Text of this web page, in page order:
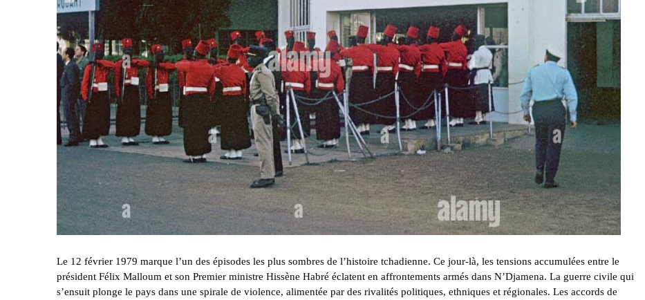
Le 12 février 1979 marque l’un des épisodes les plus sombres de l’histoire tchadienne. Ce jour-là, les tensions accumulées entre le
président Félix Malloum et son Premier ministre Hissène Habré éclatent en affrontements armés dans N’Djamena. La guerre civile qui
s’ensuit plonge le pays dans une spirale de violence, alimentée par des rivalités politiques, ethniques et régionales. Les accords de